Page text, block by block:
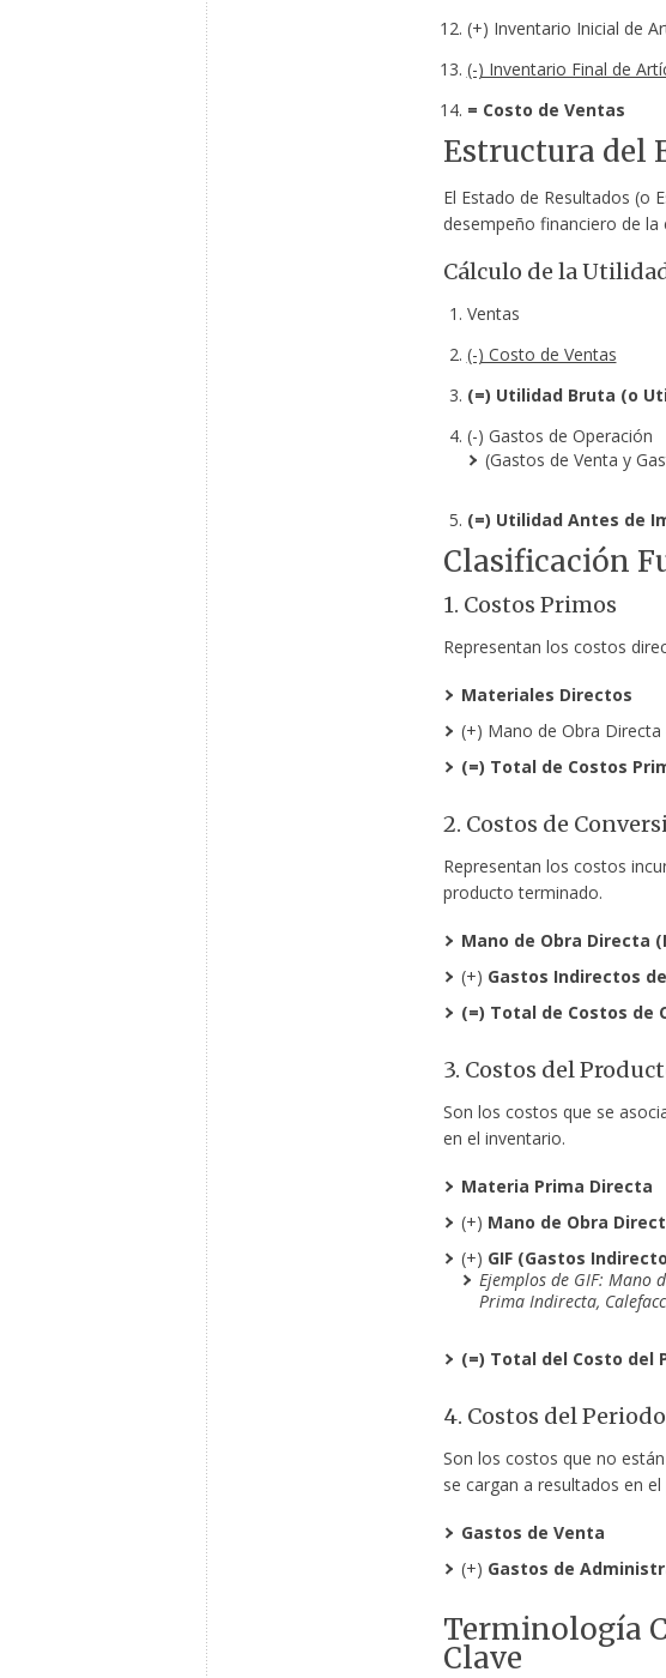
(+) Inventario Inicial de
(-) Inventario Final de
= Costo de Ventas
Estructura del
El Estado de Resultados (o
desempeño financiero de
Cálculo de la
Ventas
(-) Costo de Ventas
(=) Utilidad Bruta (o
(-) Gastos de Operación
(Gastos de Venta y
(=) Utilidad Antes de
Clasificación
1. Costos Primos
Representan los costos
Materiales Directos
(+) Mano de Obra Directa
(=) Total de Costos
2. Costos de
Representan los costos
producto terminado.
Mano de Obra Directa
(+) Gastos Indirectos
(=) Total de Costos de
3. Costos del
Son los costos que se
en el inventario.
Materia Prima Directa
(+) Mano de Obra
(+) GIF (Gastos
Ejemplos de GIF: Mano
Prima Indirecta,
(=) Total del Costo del
4. Costos del Periodo
Son los costos que no
se cargan a resultados en
Gastos de Venta
(+) Gastos de
Terminología
Clave